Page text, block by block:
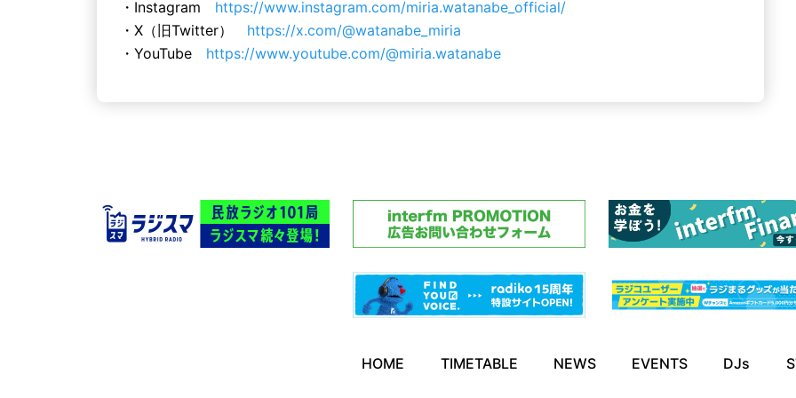
・Instagram https://www.instagram.com/miria.watanabe_official/
・X（旧Twitter） https://x.com/@watanabe_miria
・YouTube https://www.youtube.com/@miria.watanabe
HOME TIMETABLE NEWS EVENTS DJs